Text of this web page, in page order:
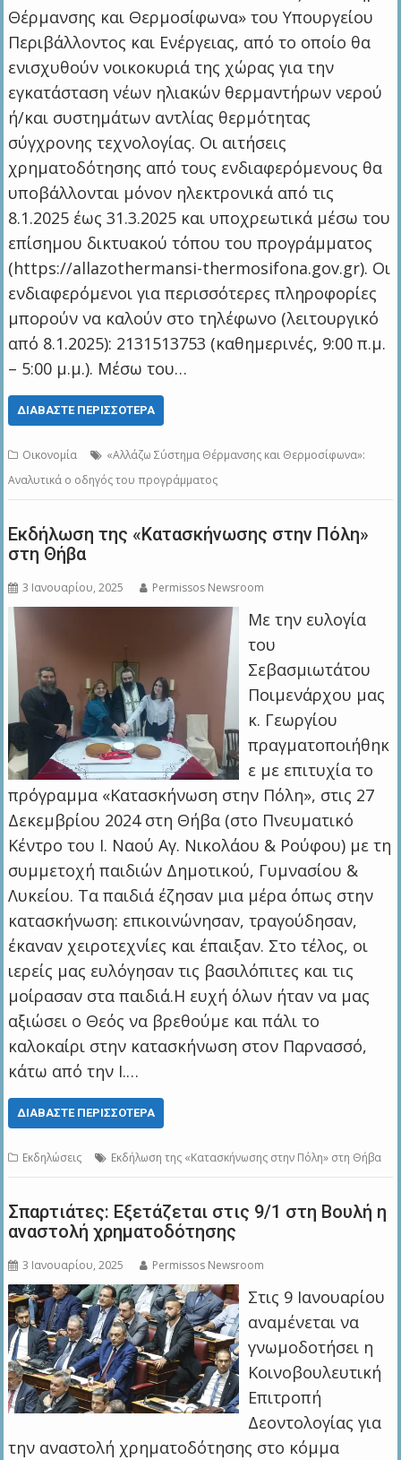
Θέρμανσης και Θερμοσίφωνα» του Υπουργείου
Περιβάλλοντος και Ενέργειας, από το οποίο θα
ενισχυθούν νοικοκυριά της χώρας για την
εγκατάσταση νέων ηλιακών θερμαντήρων νερού
ή/και συστημάτων αντλίας θερμότητας
σύγχρονης τεχνολογίας. Οι αιτήσεις
χρηματοδότησης από τους ενδιαφερόμενους θα
υποβάλλονται μόνον ηλεκτρονικά από τις
8.1.2025 έως 31.3.2025 και υποχρεωτικά μέσω του
επίσημου δικτυακού τόπου του προγράμματος
(https://allazothermansi-thermosifona.gov.gr). Οι
ενδιαφερόμενοι για περισσότερες πληροφορίες
μπορούν να καλούν στο τηλέφωνο (λειτουργικό
από 8.1.2025): 2131513753 (καθημερινές, 9:00 π.μ.
– 5:00 μ.μ.). Μέσω του…
ΔΙΑΒΆΣΤΕ ΠΕΡΙΣΣΌΤΕΡΑ
Οικονομία
«Αλλάζω Σύστημα Θέρμανσης και Θερμοσίφωνα»:
Αναλυτικά ο οδηγός του προγράμματος
Εκδήλωση της «Κατασκήνωσης στην Πόλη»
στη Θήβα
3 Ιανουαρίου, 2025 Permissos Newsroom
Με την ευλογία
του
Σεβασμιωτάτου
Ποιμενάρχου μας
κ. Γεωργίου
πραγματοποιήθηκ
ε με επιτυχία το
πρόγραμμα «Κατασκήνωση στην Πόλη», στις 27
Δεκεμβρίου 2024 στη Θήβα (στο Πνευματικό
Κέντρο του Ι. Ναού Αγ. Νικολάου & Ρούφου) με τη
συμμετοχή παιδιών Δημοτικού, Γυμνασίου &
Λυκείου. Τα παιδιά έζησαν μια μέρα όπως στην
κατασκήνωση: επικοινώνησαν, τραγούδησαν,
έκαναν χειροτεχνίες και έπαιξαν. Στο τέλος, οι
ιερείς μας ευλόγησαν τις βασιλόπιτες και τις
μοίρασαν στα παιδιά.Η ευχή όλων ήταν να μας
αξιώσει ο Θεός να βρεθούμε και πάλι το
καλοκαίρι στην κατασκήνωση στον Παρνασσό,
κάτω από την Ι.…
ΔΙΑΒΆΣΤΕ ΠΕΡΙΣΣΌΤΕΡΑ
Εκδηλώσεις Εκδήλωση της «Κατασκήνωσης στην Πόλη» στη Θήβα
Σπαρτιάτες: Εξετάζεται στις 9/1 στη Βουλή η
αναστολή χρηματοδότησης
3 Ιανουαρίου, 2025 Permissos Newsroom
Στις 9 Ιανουαρίου
αναμένεται να
γνωμοδοτήσει η
Κοινοβουλευτική
Επιτροπή
Δεοντολογίας για
την αναστολή χρηματοδότησης στο κόμμα